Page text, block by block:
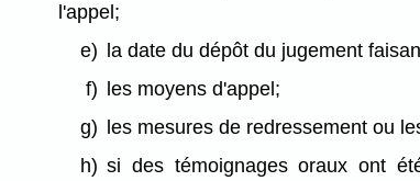
l'appel;
e)
la date du dépôt du jugement
f) les moyens d'appel;
g) les mesures de redressement ou
h) si des témoignages oraux ont